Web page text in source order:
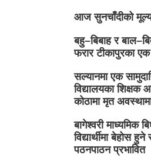
आज सुनचाँदीको मूल्य
बहु–बिबाह र
फरार टीकापुरका
सल्यानमा एक
विद्यालयका शिक्षक
कोठामा मृत
बागेश्वरी माध्यमिक
विद्यार्थीमा बेहोस
पठनपाठन प्रभावित